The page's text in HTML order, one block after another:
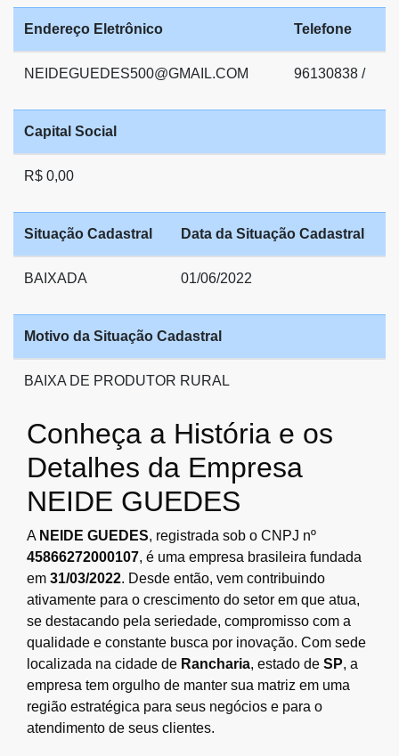
Endereço Eletrônico Telefone
NEIDEGUEDES500@GMAIL.COM 96130838 /
Capital Social
R$ 0,00
Situação Cadastral Data da Situação Cadastral
BAIXADA 01/06/2022
Motivo da Situação Cadastral
BAIXA DE PRODUTOR RURAL
Conheça a História e os
Detalhes da Empresa
NEIDE GUEDES
A NEIDE GUEDES, registrada sob o CNPJ nº
45866272000107, é uma empresa brasileira fundada
em 31/03/2022. Desde então, vem contribuindo
ativamente para o crescimento do setor em que atua,
se destacando pela seriedade, compromisso com a
qualidade e constante busca por inovação. Com sede
localizada na cidade de Rancharia, estado de SP, a
empresa tem orgulho de manter sua matriz em uma
região estratégica para seus negócios e para o
atendimento de seus clientes.